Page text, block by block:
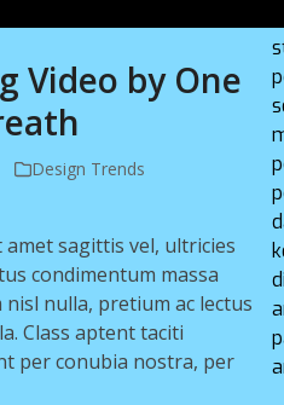
Video by One
Design Trends
sagittis vel, ultricies
condimentum massa
nulla, pretium ac lectus
Class aptent taciti
per conubia nostra, per